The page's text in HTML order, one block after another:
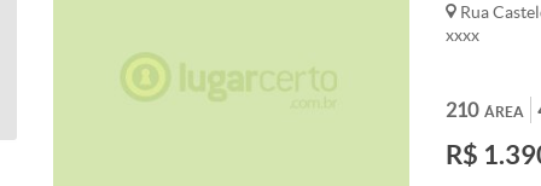
Rua
xxxx
ÁREA
210
R$